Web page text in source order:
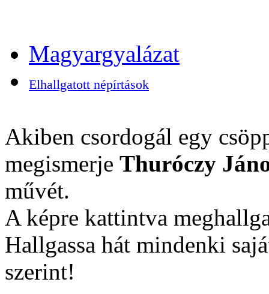
Magyargyalázat
Elhallgatott népírtások
Akiben csordogál egy
megismerje Thuróczy
művét.
A képre kattintva
Hallgassa hát mindenki
szerint!